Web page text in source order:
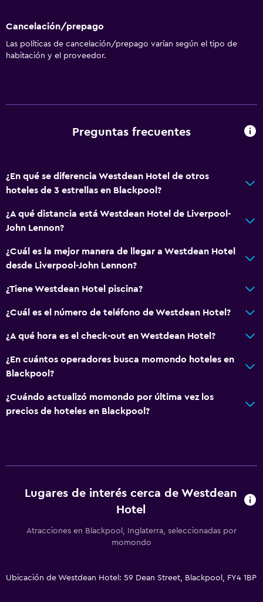
Cancelación/prepago
Las políticas de cancelación/prepago varían según el tipo de
habitación y el proveedor.
Preguntas frecuentes
¿En qué se diferencia Westdean Hotel de otros
hoteles de 3 estrellas en Blackpool?
¿A qué distancia está Westdean Hotel de Liverpool-
John Lennon?
¿Cuál es la mejor manera de llegar a Westdean Hotel
desde Liverpool-John Lennon?
¿Tiene Westdean Hotel piscina?
¿Cuál es el número de teléfono de Westdean Hotel?
¿A qué hora es el check-out en Westdean Hotel?
¿En cuántos operadores busca momondo hoteles en
Blackpool?
¿Cuándo actualizó momondo por última vez los
precios de hoteles en Blackpool?
Lugares de interés cerca de Westdean
Hotel
Atracciones en Blackpool, Inglaterra, seleccionadas por
momondo
Ubicación de Westdean Hotel: 59 Dean Street, Blackpool, FY4 1BP